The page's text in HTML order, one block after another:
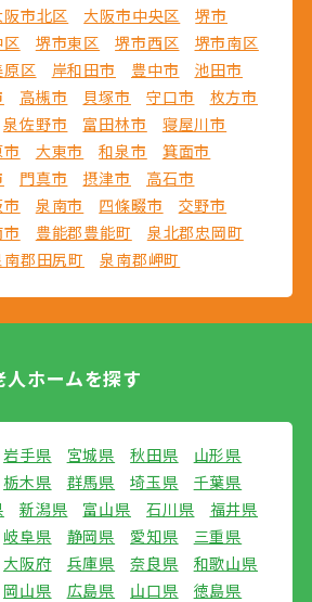
阪市北区 大阪市中央区
堺市
堺市東区 堺市西区
堺市南区
区 岸和田市 豊中市
池田市
高槻市 貝塚市 守口市
枚方市
泉佐野市 富田林市
寝屋川市
大東市 和泉市
箕面市
門真市 摂津市
高石市
泉南市 四條畷市
交野市
豊能郡豊能町
泉北郡忠岡町
南郡田尻町 泉南郡岬町
人ホームを探す
岩手県 宮城県 秋田県
山形県
栃木県 群馬県 埼玉県
千葉県
新潟県 富山県 石川県
福井県
岐阜県 静岡県 愛知県
三重県
大阪府 兵庫県 奈良県
和歌山県
岡山県 広島県 山口県
徳島県